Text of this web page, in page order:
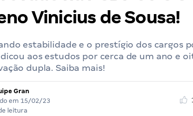
Vinicius de Sousa!
estabilidade e o prestígio dos cargos
aos estudos por cerca de um ano e
dupla. Saiba mais!
Gran
em 15/02/23
leitura